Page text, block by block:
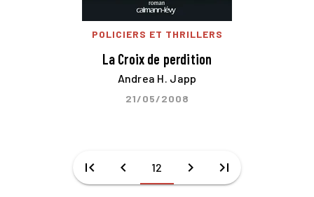
POLICIERS ET THRILLERS
La Croix de perdition
Andrea H. Japp
21/05/2008
first_page chevron_left 12 chevron_right last_page